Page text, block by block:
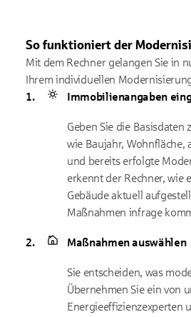
So funktioniert der
Mit dem Rechner gelangen Sie in
Ihrem individuellen
Immobilienangaben
Geben Sie die
wie Baujahr, Wohnfläche,
und bereits erfolgte
erkennt der Rechner, wie
Gebäude aktuell
Maßnahmen infrage
Maßnahmen auswählen
Sie entscheiden, was
Übernehmen Sie ein von
Energieeffizienzexperten